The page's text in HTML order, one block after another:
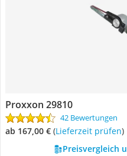
Proxxon 29810
42 Bewertungen
ab 167,00 € (Lieferzeit prüfen)
Preisvergleich